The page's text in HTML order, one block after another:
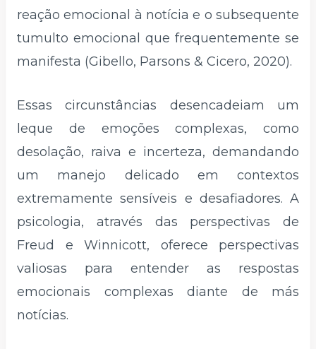
reação emocional à notícia e o subsequente
tumulto emocional que frequentemente se
manifesta (Gibello, Parsons & Cicero, 2020).
Essas circunstâncias desencadeiam um
leque de emoções complexas, como
desolação, raiva e incerteza, demandando
um manejo delicado em contextos
extremamente sensíveis e desafiadores. A
psicologia, através das perspectivas de
Freud e Winnicott, oferece perspectivas
valiosas para entender as respostas
emocionais complexas diante de más
notícias.